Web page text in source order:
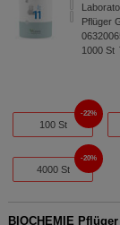
Pflüger
1000 St
100 St
22%
4000 St
20%
BIOCHEMIE